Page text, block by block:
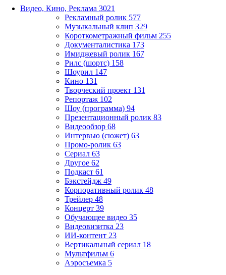
Видео, Кино, Реклама 3021
Рекламный ролик 577
Музыкальный клип 329
Короткометражный фильм 255
Документалистика 173
Имиджевый ролик 167
Рилс (шортс) 158
Шоурил 147
Кино 131
Творческий проект 131
Репортаж 102
Шоу (программа) 94
Презентационный ролик 83
Видеообзор 68
Интервью (сюжет) 63
Промо-ролик 63
Сериал 63
Другое 62
Подкаст 61
Бэкстейдж 49
Корпоративный ролик 48
Трейлер 48
Концерт 39
Обучающее видео 35
Видеовизитка 23
ИИ-контент 23
Вертикальный сериал 18
Мультфильм 6
Аэросъемка 5